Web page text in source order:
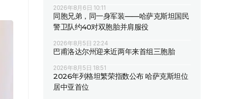
2026年8月6日 10:11
同胞兄弟，同一身军装——哈萨克斯坦国民
警卫队约40对双胞胎并肩服役
2026年8月5日 22:24
巴甫洛达尔州迎来近两年来首组三胞胎
2026年8月5日 18:51
2026年列格坦繁荣指数公布 哈萨克斯坦位
居中亚首位